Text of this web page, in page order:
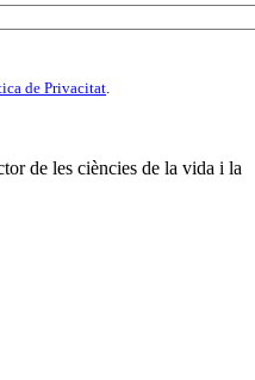
de Privacitat
de les ciències de la vida i la